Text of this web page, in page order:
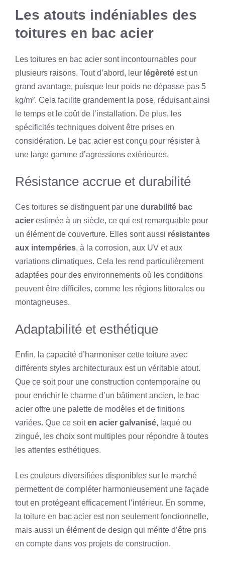
Les atouts indéniables des
toitures en bac acier
Les toitures en bac acier sont incontournables pour
plusieurs raisons. Tout d’abord, leur légèreté est un
grand avantage, puisque leur poids ne dépasse pas 5
kg/m². Cela facilite grandement la pose, réduisant ainsi
le temps et le coût de l’installation. De plus, les
spécificités techniques doivent être prises en
considération. Le bac acier est conçu pour résister à
une large gamme d’agressions extérieures.
Résistance accrue et durabilité
Ces toitures se distinguent par une durabilité bac
acier estimée à un siècle, ce qui est remarquable pour
un élément de couverture. Elles sont aussi résistantes
aux intempéries, à la corrosion, aux UV et aux
variations climatiques. Cela les rend particulièrement
adaptées pour des environnements où les conditions
peuvent être difficiles, comme les régions littorales ou
montagneuses.
Adaptabilité et esthétique
Enfin, la capacité d’harmoniser cette toiture avec
différents styles architecturaux est un véritable atout.
Que ce soit pour une construction contemporaine ou
pour enrichir le charme d’un bâtiment ancien, le bac
acier offre une palette de modèles et de finitions
variées. Que ce soiten acier galvanisé, laqué ou
zingué, les choix sont multiples pour répondre à toutes
les attentes esthétiques.
Les couleurs diversifiées disponibles sur le marché
permettent de compléter harmonieusement une façade
tout en protégeant efficacement l’intérieur. En somme,
la toiture en bac acier est non seulement fonctionnelle,
mais aussi un élément de design qui mérite d’être pris
en compte dans vos projets de construction.